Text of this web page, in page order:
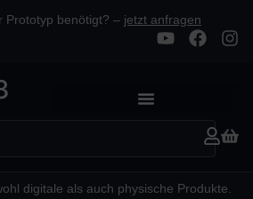
Prototyp benötigt? – jetzt anfragen
digitale als auch physische Produkte.